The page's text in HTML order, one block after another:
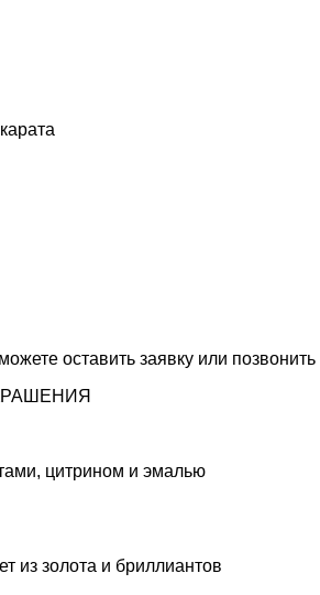
оставить заявку или
цитрином и эмалью
из золота и бриллиантов